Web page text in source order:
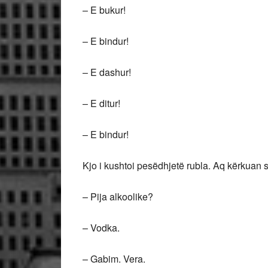
– E bukur!
– E bindur!
– E dashur!
– E ditur!
– E bindur!
Kjo i kushtoi pesëdhjetë rubla. Aq kërkuan
– Pija alkoolike?
– Vodka.
– Gabim. Vera.